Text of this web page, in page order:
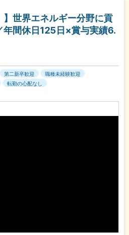
】世界エネルギー分野に貢
年間休日125日×賞与実績6.
第二新卒歓迎
職種未経験歓迎
転勤の心配なし